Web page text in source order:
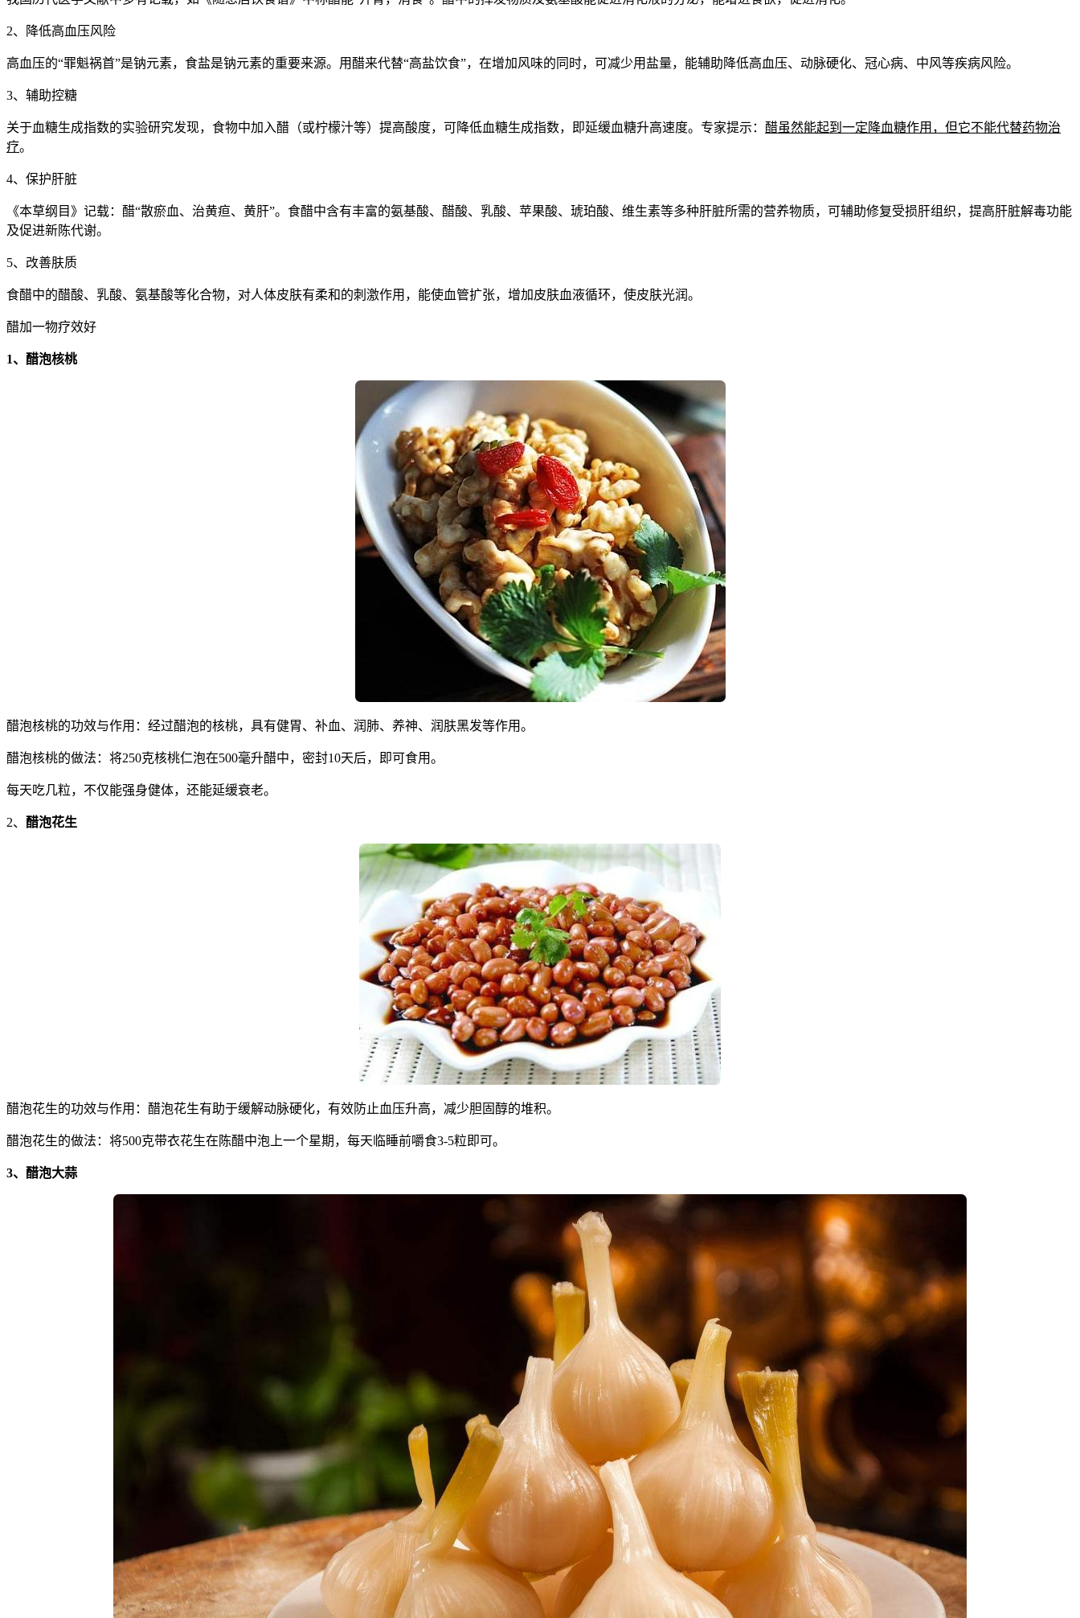
2、降低高血压风险
高血压的“罪魁祸首”是钠元素，食盐是钠元素的重要来源。用醋来代替“高盐饮食”，在增加风味的同时，可减少用盐量，能辅助降低高血压、动脉硬化、冠心病、中风等疾病风险。
3、辅助控糖
关于血糖生成指数的实验研究发现，食物中加入醋（或柠檬汁等）提高酸度，可降低血糖生成指数，即延缓血糖升高速度。专家提示： 醋虽然能起到一定降血糖作用，但它不能代替药物治
疗。
4、保护肝脏
《本草纲目》记载：醋“散瘀血、治黄疸、黄肝”。食醋中含有丰富的氨基酸、醋酸、乳酸、苹果酸、琥珀酸、维生素等多种肝脏所需的营养物质，可辅助修复受损肝组织，提高肝脏解毒功能
及促进新陈代谢。
5、改善肤质
食醋中的醋酸、乳酸、氨基酸等化合物，对人体皮肤有柔和的刺激作用，能使血管扩张，增加皮肤血液循环，使皮肤光润。
醋加一物疗效好
1、醋泡核桃
醋泡核桃的功效与作用：经过醋泡的核桃，具有健胃、补血、润肺、养神、润肤黑发等作用。
醋泡核桃的做法：将250克核桃仁泡在500毫升醋中，密封10天后，即可食用。
每天吃几粒，不仅能强身健体，还能延缓衰老。
2、 醋泡花生
醋泡花生的功效与作用：醋泡花生有助于缓解动脉硬化，有效防止血压升高，减少胆固醇的堆积。
醋泡花生的做法：将500克带衣花生在陈醋中泡上一个星期，每天临睡前嚼食3-5粒即可。
3、醋泡大蒜